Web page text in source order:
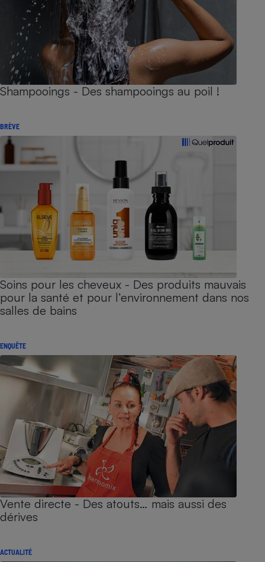
Shampooings - Des shampooings au poil !
BRÈVE
Soins pour les cheveux - Des produits mauvais
pour la santé et pour l’environnement dans nos
salles de bains
ENQUÊTE
Vente directe - Des atouts… mais aussi des
dérives
ACTUALITÉ